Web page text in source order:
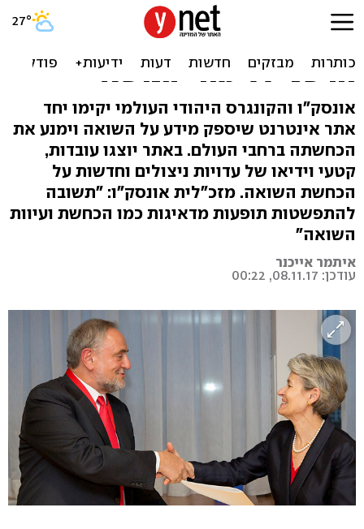
המלחמה נגד מכחישי השואה
ברשת: האו"ם ישיק אתר
חדשני ללימודי הנושא
אונסק"ו והקונגרס היהודי העולמי יקימו יחד
אתר אינטרנט שיספק מידע על השואה וימנע את
הכחשתה ברחבי העולם. באתר יוצגו עובדות,
קטעי וידיאו של עדויות ניצולים וחדשות על
הכחשת השואה. מזכ"לית אונסק"ו: "תשובה
להתפשטות תופעות מדאיגות כמו הכחשת ועיוות
השואה"
איתמר אייכנר
עודכן: 08.11.17, 00:22